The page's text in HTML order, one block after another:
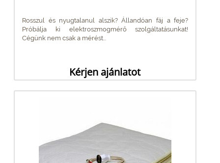
Rosszul és nyugtalanul alszik? Állandóan fáj a feje?
Próbálja ki elektroszmogmérő szolgáltatásunkat!
Cégünk nem csak a mérést...
Kérjen ajánlatot